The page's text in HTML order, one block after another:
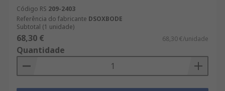
Código RS 209-2403
Referência do fabricante DSOXBODE
Subtotal (1 unidade)
68,30 € 68,30 €/unidade
Quantidade